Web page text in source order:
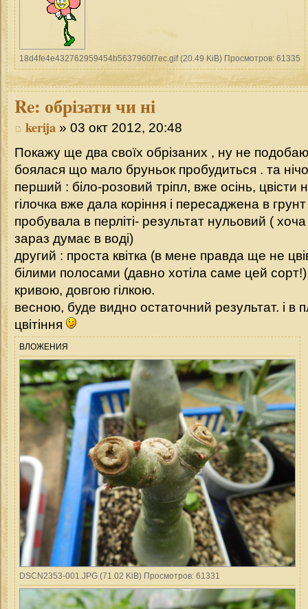
18d4fe4e432762959454b5637960f7ec.gif (20.49 KiB) Просмотров: 61335
Re: обрізати чи ні
kerija » 03 окт 2012, 20:48
Покажу ще два своїх обрізаних , ну не
боялася що мало бруньок пробудиться . та
перший : біло-розовий тріпл, вже осінь,
гілочка вже дала коріння і пересаджена в
пробувала в перліті- результат нульовий ( хоча
зараз думає в воді)
другий : проста квітка (в мене правда ще не
білими полосами (давно хотіла саме цей
кривою, довгою гілкою.
весною, буде видно остаточний результат. і в
цвітіння
ВЛОЖЕНИЯ
DSCN2353-001.JPG (71.02 KiB) Просмотров: 61331